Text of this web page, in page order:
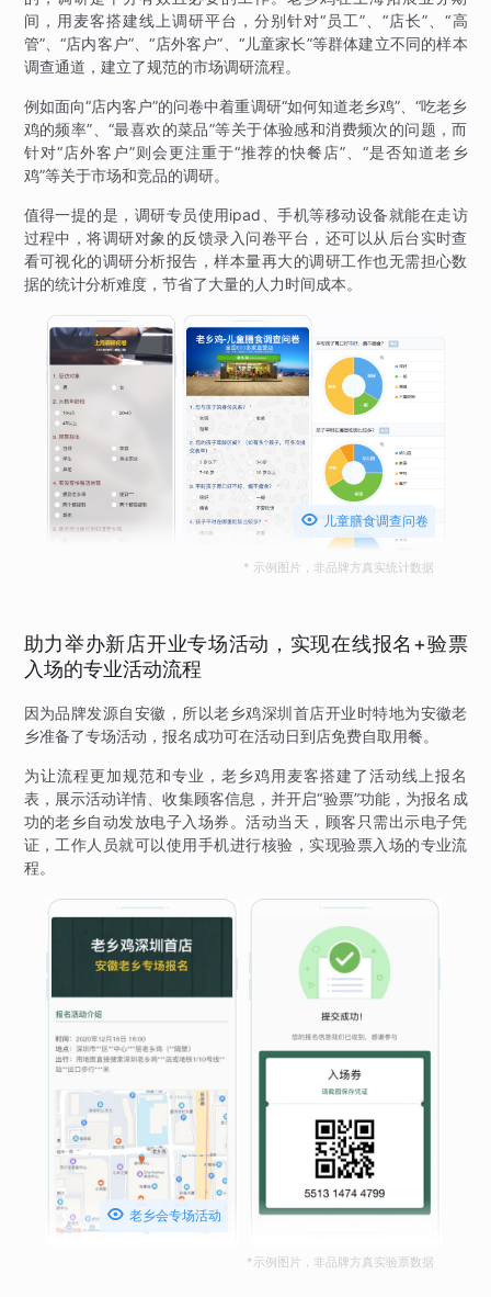
间，用麦客搭建线上调研平台，分别针对“员工”、“店长”、“高
管”、“店内客户”、“店外客户”、“儿童家长”等群体建立不同的样本
调查通道，建立了规范的市场调研流程。
例如面向“店内客户”的问卷中着重调研“如何知道老乡鸡”、“吃老乡
鸡的频率”、“最喜欢的菜品”等关于体验感和消费频次的问题，而
针对“店外客户”则会更注重于“推荐的快餐店”、“是否知道老乡
鸡”等关于市场和竞品的调研。
值得一提的是，调研专员使用ipad、手机等移动设备就能在走访
过程中，将调研对象的反馈录入问卷平台，还可以从后台实时查
看可视化的调研分析报告，样本量再大的调研工作也无需担心数
据的统计分析难度，节省了大量的人力时间成本。
 儿童膳食调查问卷
* 示例图片，非品牌方真实统计数据
助力举办新店开业专场活动，实现在线报名+验票
入场的专业活动流程
因为品牌发源自安徽，所以老乡鸡深圳首店开业时特地为安徽老
乡准备了专场活动，报名成功可在活动日到店免费自取用餐。
为让流程更加规范和专业，老乡鸡用麦客搭建了活动线上报名
表，展示活动详情、收集顾客信息，并开启“验票”功能，为报名成
功的老乡自动发放电子入场券。活动当天，顾客只需出示电子凭
证，工作人员就可以使用手机进行核验，实现验票入场的专业流
程。
 老乡会专场活动
*示例图片，非品牌方真实验票数据